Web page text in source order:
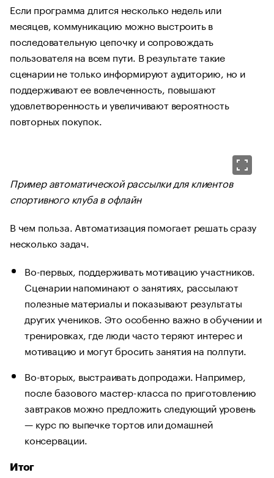
Если программа длится несколько недель или
месяцев, коммуникацию можно выстроить в
последовательную цепочку и сопровождать
пользователя на всем пути. В результате такие
сценарии не только информируют аудиторию, но и
поддерживают ее вовлеченность, повышают
удовлетворенность и увеличивают вероятность
повторных покупок.
Пример автоматической рассылки для клиентов
спортивного клуба в офлайн
В чем польза. Автоматизация помогает решать сразу
несколько задач.
Во-первых, поддерживать мотивацию участников.
Сценарии напоминают о занятиях, рассылают
полезные материалы и показывают результаты
других учеников. Это особенно важно в обучении и
тренировках, где люди часто теряют интерес и
мотивацию и могут бросить занятия на полпути.
Во-вторых, выстраивать допродажи. Например,
после базового мастер-класса по приготовлению
завтраков можно предложить следующий уровень
— курс по выпечке тортов или домашней
консервации.
Итог